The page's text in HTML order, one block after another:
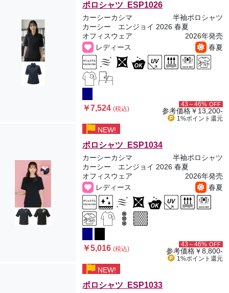
ポロシャツ ESP1026
カーシーカシマ
半袖ポロシャツ
カーシー エンジョイ 2026 春夏
オフィスウェア
2026年発売
レディース
春夏
￥7,524(税込)
43～46% OFF
参考価格￥13,200-
1%ポイント 還元
NEW!
ポロシャツ ESP1034
カーシーカシマ
半袖ポロシャツ
カーシー エンジョイ 2026 春夏
オフィスウェア
2026年発売
レディース
春夏
￥5,016(税込)
43～46% OFF
参考価格￥8,800-
1%ポイント 還元
NEW!
ポロシャツ ESP1033